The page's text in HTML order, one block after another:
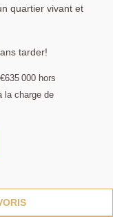
quartier vivant et
tarder!
€635 000 hors
la charge de